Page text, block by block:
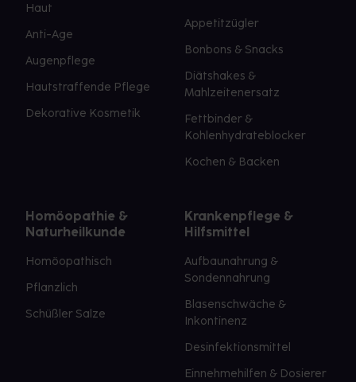
Haut
Anti-Age
Augenpflege
Hautstraffende Pflege
Dekorative Kosmetik
Appetitzügler
Bonbons & Snacks
Diätshakes &
Mahlzeitenersatz
Fettbinder &
Kohlenhydrateblocker
Kochen & Backen
Homöopathie &
Naturheilkunde
Homöopathisch
Pflanzlich
Schüßler Salze
Krankenpflege &
Hilfsmittel
Aufbaunahrung &
Sondennahrung
Blasenschwäche &
Inkontinenz
Desinfektionsmittel
Einnehmehilfen & Dosierer